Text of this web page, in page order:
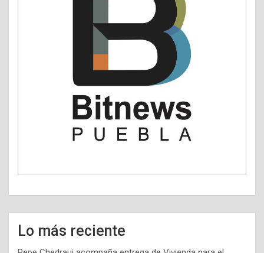
Lo más reciente